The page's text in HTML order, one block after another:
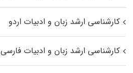
کارشناسی ارشد زبان و ادبیات اردو
کارشناسی ارشد زبان و ادبیات فارسی